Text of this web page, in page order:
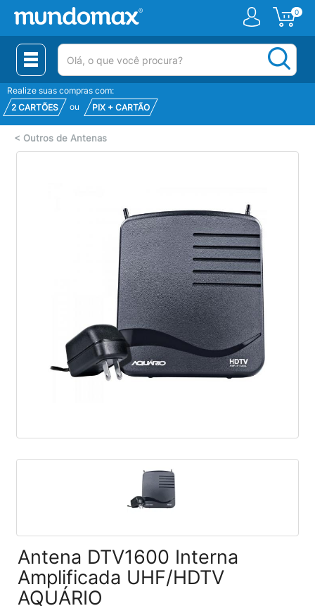
0
(pesquisar)
Realize suas compras com:
2 CARTÕES
ou PIX + CARTÃO
< Outros de Antenas
Antena DTV1600 Interna
Amplificada UHF/HDTV
AQUÁRIO